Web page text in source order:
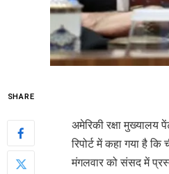
SHARE
अमेरिकी रक्षा मुख्यालय
रिपोर्ट में कहा गया है
मंगलवार को संसद में